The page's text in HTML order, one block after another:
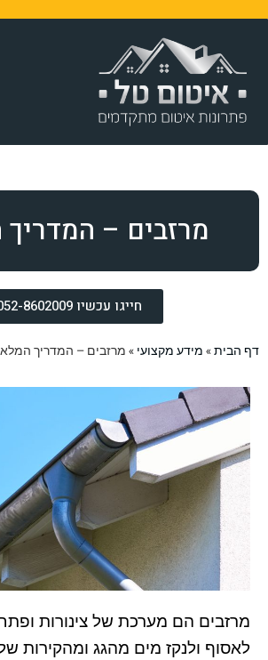
מרזבים –
חייגו עכשיו 052-8602009
דף הבית» מידע מקצועי » מרזבים – המדריך
מרזבים הם מערכת של צינורות
לאסוף ולנקז מים מהגג ומהקירות